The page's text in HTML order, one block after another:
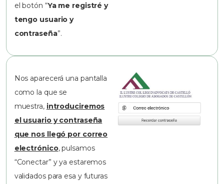
el botón “Ya me registré y
tengo usuario y
contraseña”.
Nos aparecerá una pantalla
como la que se
muestra, introduciremos
el usuario y contraseña
que nos llegó por correo
electrónico, pulsamos
“Conectar” y ya estaremos
validados para esa y futuras